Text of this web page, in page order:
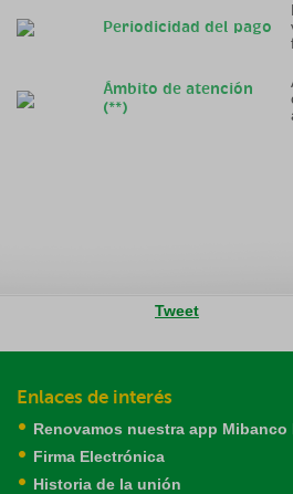
Periodicidad del pago
Ámbito de atención
(**)
Tweet
Enlaces de interés
Renovamos nuestra app Mibanco
Firma Electrónica
Historia de la unión